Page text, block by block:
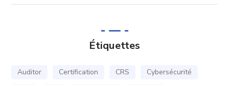
Étiquettes
Auditor Certification CRS
Cybersécurité